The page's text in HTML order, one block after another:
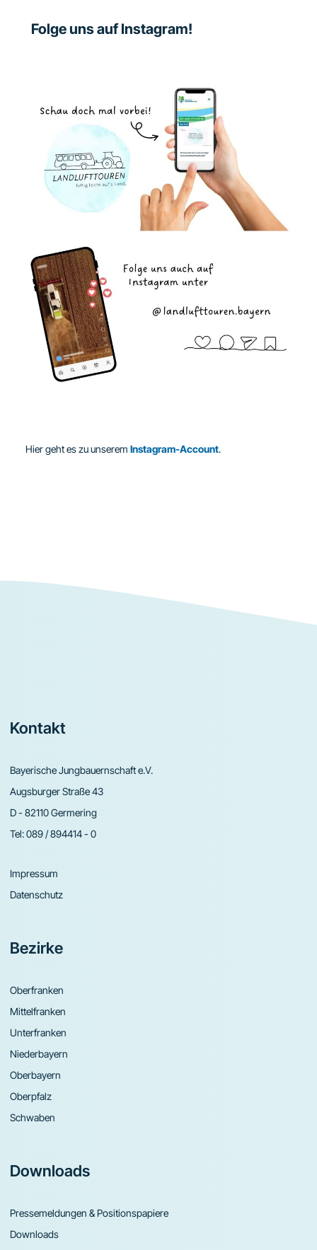
Folge uns auf Instagram!
Hier geht es zu unserem Instagram-Account.
Footer
Kontakt
Bayerische Jungbauernschaft e.V.
Augsburger Straße 43
D - 82110 Germering
Tel:089 / 894414 - 0
Impressum
Datenschutz
Bezirke
Oberfranken
Mittelfranken
Unterfranken
Niederbayern
Oberbayern
Oberpfalz
Schwaben
Downloads
Pressemeldungen & Positionspapiere
Downloads